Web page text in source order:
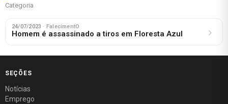
Categoria
24/07/2023 · FalecimentO
Homem é assassinado a tiros em Floresta Azul
SEÇÕES
Notícias
Emprego